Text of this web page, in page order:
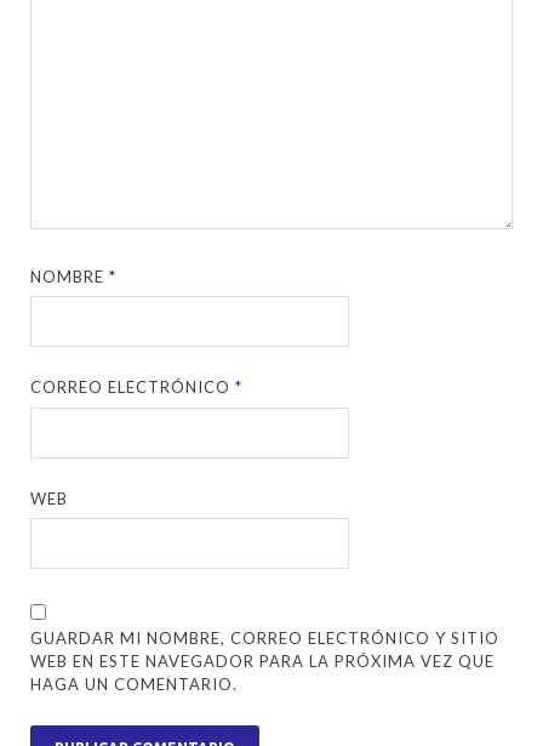
NOMBRE*
CORREO ELECTRÓNICO*
WEB
GUARDAR MI NOMBRE, CORREO ELECTRÓNICO Y SITIO
WEB EN ESTE NAVEGADOR PARA LA PRÓXIMA VEZ QUE
HAGA UN COMENTARIO.